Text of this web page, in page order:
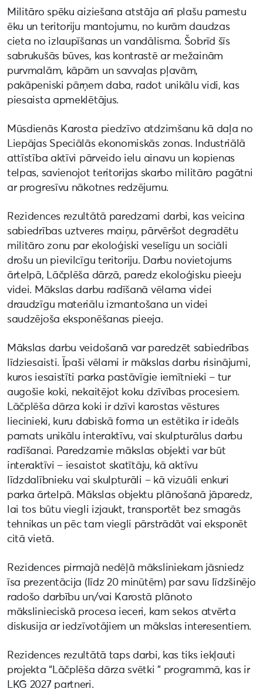
Militāro spēku aiziešana atstāja arī plašu pamestu
ēku un teritoriju mantojumu, no kurām daudzas
cieta no izlaupīšanas un vandālisma. Šobrīd šīs
sabrukušās būves, kas kontrastē ar mežainām
purvmalām, kāpām un savvaļas pļavām,
pakāpeniski pārņem daba, radot unikālu vidi, kas
piesaista apmeklētājus.
Mūsdienās Karosta piedzīvo atdzimšanu kā daļa no
Liepājas Speciālās ekonomiskās zonas. Industriālā
attīstība aktīvi pārveido ielu ainavu un kopienas
telpas, savienojot teritorijas skarbo militāro pagātni
ar progresīvu nākotnes redzējumu.
Rezidences rezultātā paredzami darbi, kas veicina
sabiedrības uztveres maiņu, pārvēršot degradētu
militāro zonu par ekoloģiski veselīgu un sociāli
drošu un pievilcīgu teritoriju. Darbu novietojums
ārtelpā, Lāčplēša dārzā, paredz ekoloģisku pieeju
videi. Mākslas darbu radīšanā vēlama videi
draudzīgu materiālu izmantošana un videi
saudzējoša eksponēšanas pieeja.
Mākslas darbu veidošanā var paredzēt sabiedrības
līdziesaisti. Īpaši vēlami ir mākslas darbu risinājumi,
kuros iesaistīti parka pastāvīgie iemītnieki – tur
augošie koki, nekaitējot koku dzīvības procesiem.
Lāčplēša dārza koki ir dzīvi karostas vēstures
liecinieki, kuru dabiskā forma un estētika ir ideāls
pamats unikālu interaktīvu, vai skulpturālus darbu
radīšanai. Paredzamie mākslas objekti var būt
interaktīvi – iesaistot skatītāju, kā aktīvu
līdzdalībnieku vai skulpturāli – kā vizuāli enkuri
parka ārtelpā. Mākslas objektu plānošanā jāparedz,
lai tos būtu viegli izjaukt, transportēt bez smagās
tehnikas un pēc tam viegli pārstrādāt vai eksponēt
citā vietā.
Rezidences pirmajā nedēļā māksliniekam jāsniedz
īsa prezentācija (līdz 20 minūtēm) par savu līdzšinējo
radošo darbību un/vai Karostā plānoto
mākslinieciskā procesa ieceri, kam sekos atvērta
diskusija ar iedzīvotājiem un mākslas interesentiem.
Rezidences rezultātā taps darbi, kas tiks iekļauti
projekta “Lāčplēša dārza svētki ” programmā, kas ir
LKG 2027 partneri.